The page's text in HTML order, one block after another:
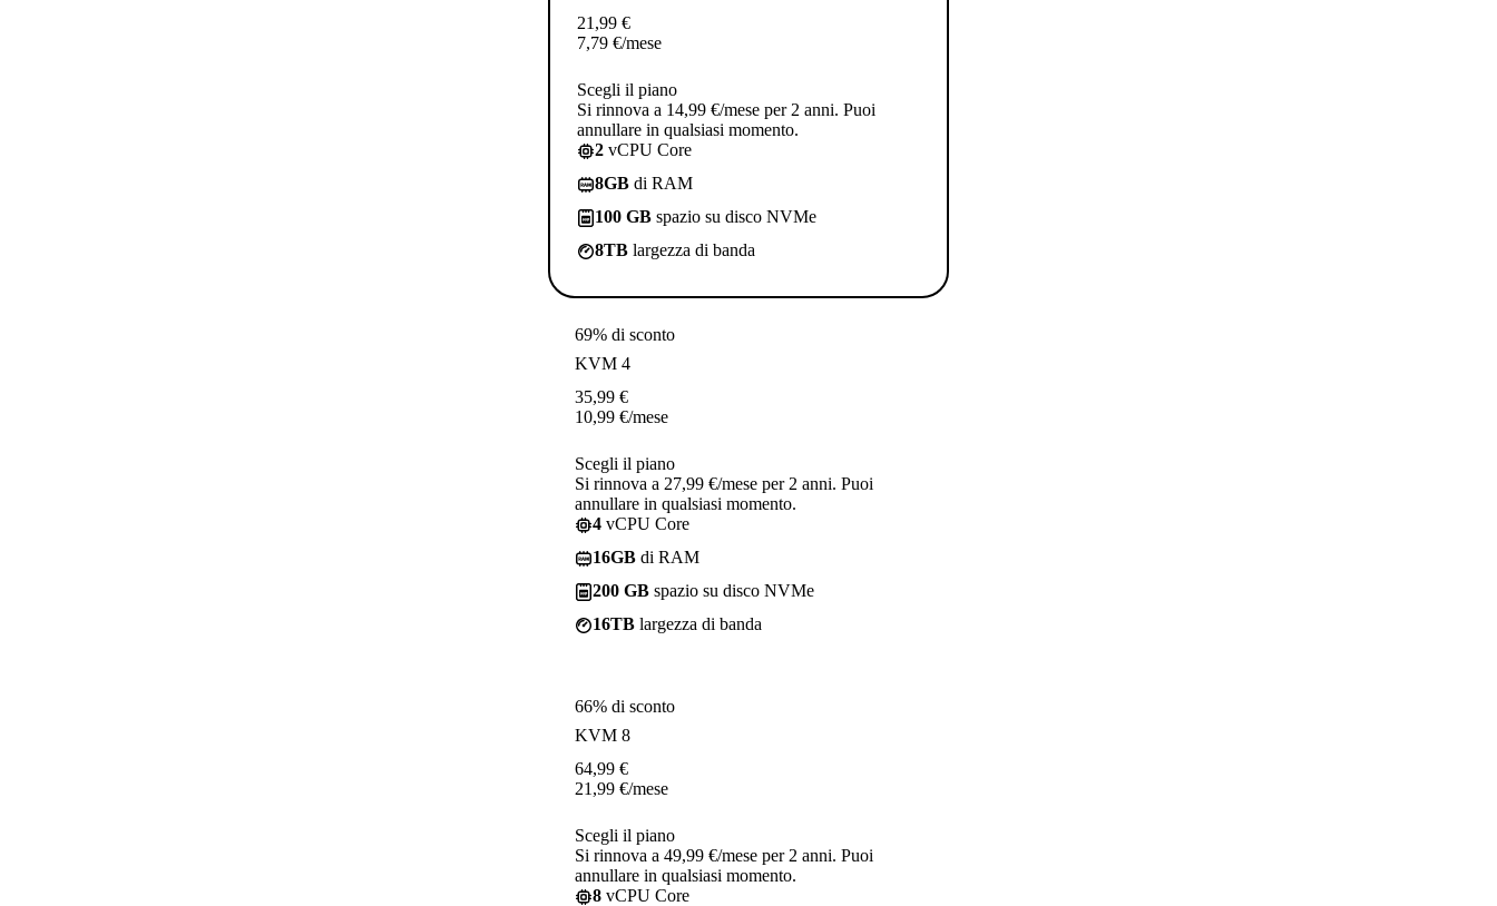
21,99 €
7,79 €/mese
Scegli il piano
Si rinnova a 14,99 €/mese per 2 anni. Puoi
annullare in qualsiasi momento.
2 vCPU Core
8GB di RAM
100 GB spazio su disco NVMe
8TB largezza di banda
69% di sconto
KVM 4
35,99 €
10,99 €/mese
Scegli il piano
Si rinnova a 27,99 €/mese per 2 anni. Puoi
annullare in qualsiasi momento.
4 vCPU Core
16GB di RAM
200 GB spazio su disco NVMe
16TB largezza di banda
66% di sconto
KVM 8
64,99 €
21,99 €/mese
Scegli il piano
Si rinnova a 49,99 €/mese per 2 anni. Puoi
annullare in qualsiasi momento.
8 vCPU Core